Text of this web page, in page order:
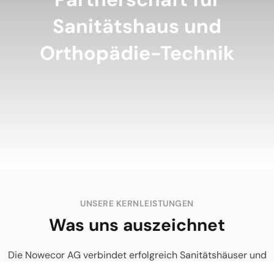
Sanitätshaus und
Orthopädie-Technik
UNSERE KERNLEISTUNGEN
Was uns auszeichnet
Die Nowecor AG verbindet erfolgreich Sanitätshäuser und